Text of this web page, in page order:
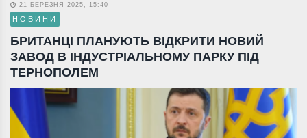
21 БЕРЕЗНЯ 2025, 15:40
НОВИНИ
БРИТАНЦІ ПЛАНУЮТЬ ВІДКРИТИ НОВИЙ
ЗАВОД В ІНДУСТРІАЛЬНОМУ ПАРКУ ПІД
ТЕРНОПОЛЕМ